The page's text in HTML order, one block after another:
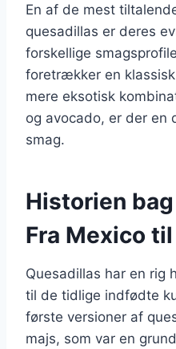
En af de mest
quesadillas er deres
forskellige
foretrækker en
mere eksotisk
og avocado, er der en
smag.
Historien
Fra Mexico
Quesadillas har en rig
til de tidlige indfødte
første versioner af
majs, som var en